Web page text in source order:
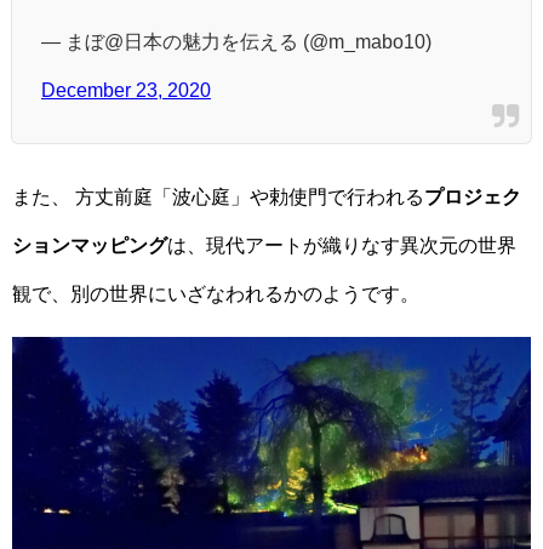
— まぼ@日本の魅力を伝える (@m_mabo10)
December 23, 2020
また、 方丈前庭「波心庭」や勅使門で行われるプロジェク
ションマッピングは、現代アートが織りなす異次元の世界
観で、別の世界にいざなわれるかのようです。